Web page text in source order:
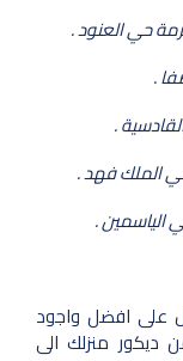
حي العنود .
.
.
الملك فهد .
.
على افضل واجود
ديكور منزلك الى